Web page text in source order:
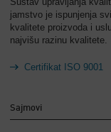
jamstvo je ispunjenja
kvalitete proizvoda i
najvišu razinu kvalitete.
Certifikat ISO 9001
Sajmovi